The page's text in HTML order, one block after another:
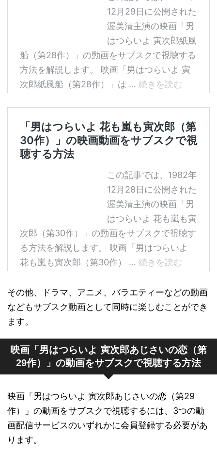
その他、ドラマ、アニメ、バラエティーなどの動画
などもサブスク動画として同時に楽しむことができ
ます。
映画「男はつらいよ 寅次郎あじさいの恋（第
29作）」の動画をサブスクで視聴する方法
映画「男はつらいよ 寅次郎あじさいの恋（第29
作）」の動画をサブスクで視聴するには、3つの動
画配信サービスのいずれかに会員登録する必要があ
ります。